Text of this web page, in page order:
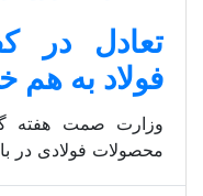
تعادل در
فولاد به
وزارت صمت هفته
محصولات فولادی در